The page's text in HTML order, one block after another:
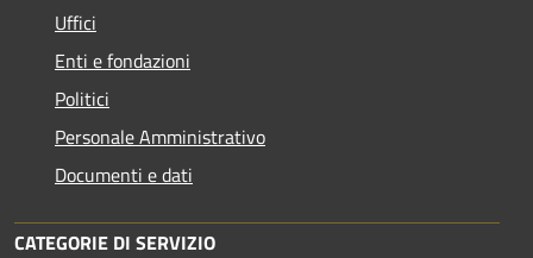
Uffici
Enti e fondazioni
Politici
Personale Amministrativo
Documenti e dati
CATEGORIE DI SERVIZIO